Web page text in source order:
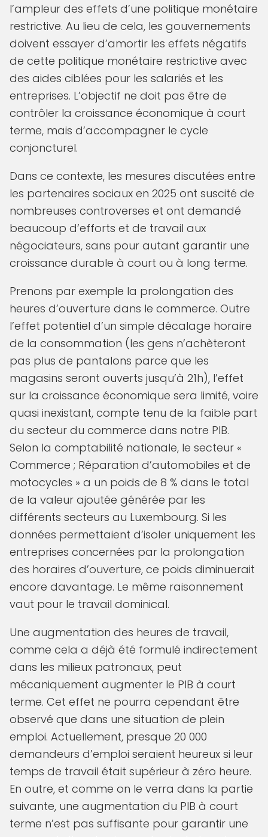
l’ampleur des effets d’une politique monétaire
restrictive. Au lieu de cela, les gouvernements
doivent essayer d’amortir les effets négatifs
de cette politique monétaire restrictive avec
des aides ciblées pour les salariés et les
entreprises. L’objectif ne doit pas être de
contrôler la croissance économique à court
terme, mais d’accompagner le cycle
conjoncturel.
Dans ce contexte, les mesures discutées entre
les partenaires sociaux en 2025 ont suscité de
nombreuses controverses et ont demandé
beaucoup d’efforts et de travail aux
négociateurs, sans pour autant garantir une
croissance durable à court ou à long terme.
Prenons par exemple la prolongation des
heures d’ouverture dans le commerce. Outre
l’effet potentiel d’un simple décalage horaire
de la consommation (les gens n’achèteront
pas plus de pantalons parce que les
magasins seront ouverts jusqu’à 21h), l’effet
sur la croissance économique sera limité, voire
quasi inexistant, compte tenu de la faible part
du secteur du commerce dans notre PIB.
Selon la comptabilité nationale, le secteur «
Commerce ; Réparation d’automobiles et de
motocycles » a un poids de 8 % dans le total
de la valeur ajoutée générée par les
différents secteurs au Luxembourg. Si les
données permettaient d’isoler uniquement les
entreprises concernées par la prolongation
des horaires d’ouverture, ce poids diminuerait
encore davantage. Le même raisonnement
vaut pour le travail dominical.
Une augmentation des heures de travail,
comme cela a déjà été formulé indirectement
dans les milieux patronaux, peut
mécaniquement augmenter le PIB à court
terme. Cet effet ne pourra cependant être
observé que dans une situation de plein
emploi. Actuellement, presque 20 000
demandeurs d’emploi seraient heureux si leur
temps de travail était supérieur à zéro heure.
En outre, et comme on le verra dans la partie
suivante, une augmentation du PIB à court
terme n’est pas suffisante pour garantir une